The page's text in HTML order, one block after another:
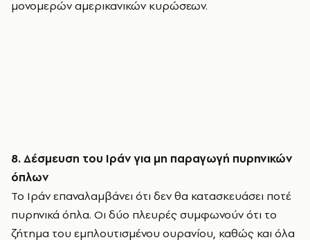
μονομερών αμερικανικών κυρώσεων.
8. Δέσμευση του Ιράν για μη παραγωγή πυρηνικών
όπλων
Το Ιράν επαναλαμβάνει ότι δεν θα κατασκευάσει ποτέ
πυρηνικά όπλα. Οι δύο πλευρές συμφωνούν ότι το
ζήτημα του εμπλουτισμένου ουρανίου, καθώς και όλα